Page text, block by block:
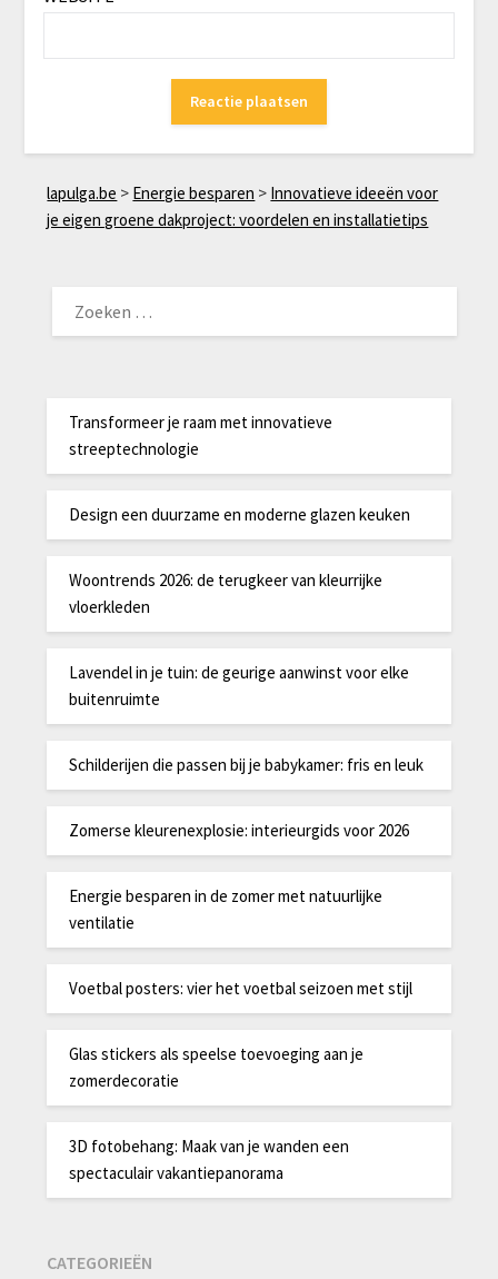
lapulga.be > Energie besparen > Innovatieve ideeën voor
je eigen groene dakproject: voordelen en installatietips
NAAR:
Transformeer je raam met innovatieve
streeptechnologie
Design een duurzame en moderne glazen keuken
Woontrends 2026: de terugkeer van kleurrijke
vloerkleden
Lavendel in je tuin: de geurige aanwinst voor elke
buitenruimte
Schilderijen die passen bij je babykamer: fris en leuk
Zomerse kleurenexplosie: interieurgids voor 2026
Energie besparen in de zomer met natuurlijke
ventilatie
Voetbal posters: vier het voetbal seizoen met stijl
Glas stickers als speelse toevoeging aan je
zomerdecoratie
3D fotobehang: Maak van je wanden een
spectaculair vakantiepanorama
CATEGORIEËN